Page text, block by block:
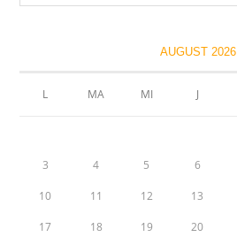
AUGUST 2026
L MA MI J
3 4 5 6
10 11 12 13
17 18 19 20